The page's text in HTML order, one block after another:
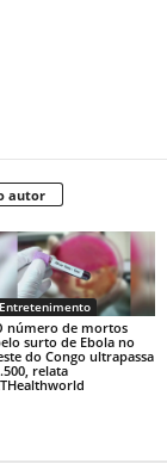
autor
Entretenimento
número de mortos
surto de Ebola no
do Congo ultrapassa
relata